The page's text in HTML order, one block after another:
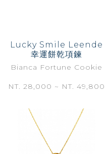
Lucky Smile Leende
幸運餅乾項鍊
Bianca Fortune Cookie
NT. 28,000 ~ NT. 49,800